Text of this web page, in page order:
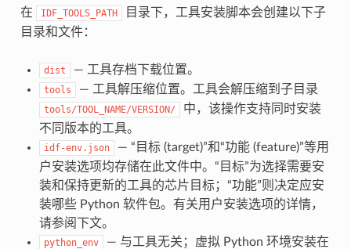
在 IDF_TOOLS_PATH
目录下，工具安装脚本会创建以下子
目录和文件：
dist — 工具存档下载位置。
tools — 工具解压缩位置。工具会解压缩到子目录
tools/TOOL_NAME/VERSION/
中，该操作支持同时安装
不同版本的工具。
idf-env.json
— “目标 (target)”和“功能 (feature)”等用
户安装选项均存储在此文件中。“目标”为选择需要安
装和保持更新的工具的芯片目标；“功能”则决定应安
装哪些 Python 软件包。有关用户安装选项的详情，
请参阅下文。
python_env
— 与工具无关；虚拟 Python 环境安装在